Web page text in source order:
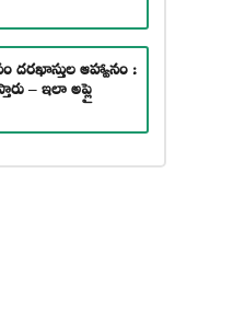
దరఖాస్తుల ఆహ్వానం :
– ఇలా అప్లై